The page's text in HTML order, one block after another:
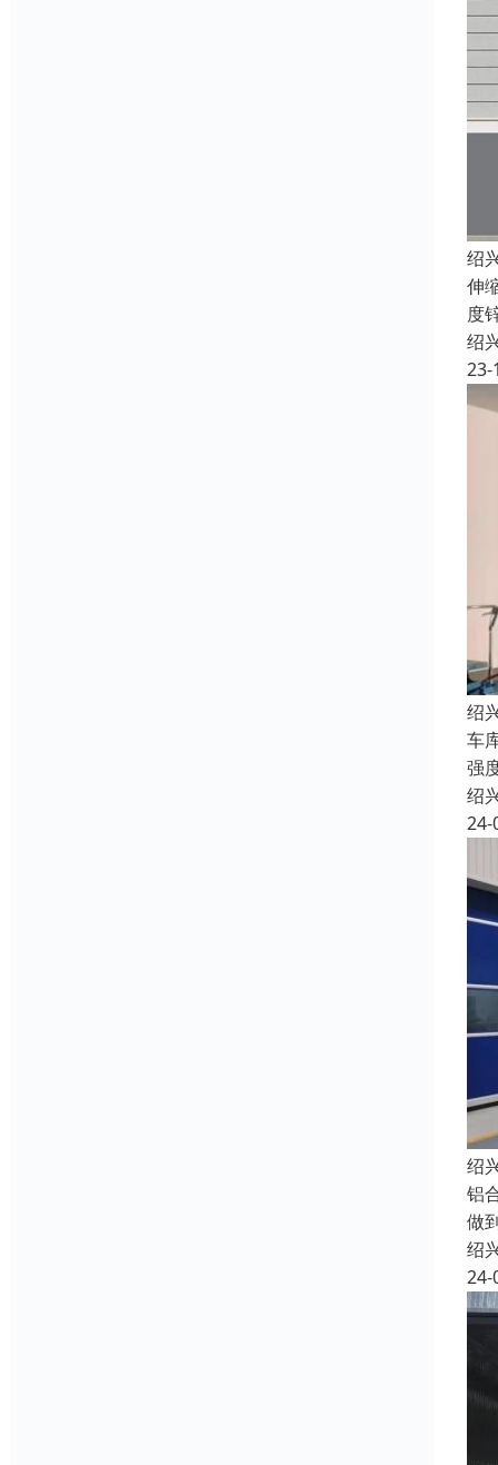
绍
伸
度
绍
23-
绍
车
强
绍
24-
绍
铝
做
绍
24-